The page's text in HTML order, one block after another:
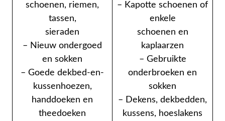
schoenen, riemen,
tassen,
sieraden
– Nieuw ondergoed
en sokken
– Goede dekbed-en-
kussenhoezen,
handdoeken en
theedoeken
– Kapotte schoenen of
enkele
schoenen en
kaplaarzen
– Gebruikte
onderbroeken en
sokken
– Dekens, dekbedden,
kussens, hoeslakens